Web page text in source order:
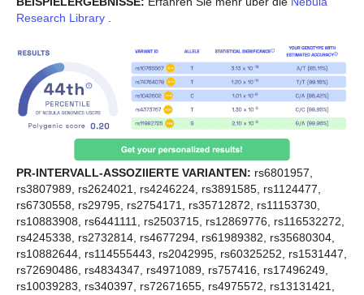
Research Library
PR-INTERVALL-ASSOZIIERTE VARIANTEN: rs6801957,
rs3807989, rs2624021, rs4246224, rs3891585, rs1124477,
rs6730558, rs29795, rs2754171, rs35712872, rs11153730,
rs10883908, rs6441111, rs2503715, rs12869776, rs116532272,
rs4245338, rs2732814, rs4677294, rs61989382, rs35680304,
rs10882644, rs114555443, rs2042995, rs60325252, rs1531447,
rs72690486, rs4834347, rs4971089, rs757416, rs17496249,
rs10039283, rs340397, rs72671655, rs4975572, rs13131421,